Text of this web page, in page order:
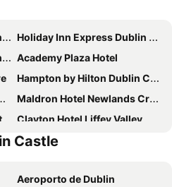
Holiday Inn Express Dublin City Centre By Ihg
Academy Plaza Hotel
Hampton by Hilton Dublin City Centre
Maldron Hotel Newlands Cross
Clayton Hotel Liffey Valley
Staycity Aparthotels Dublin City Quay
Staycity Aparthotels Dublin Tivoli
Castle
Aeroporto de Dublin